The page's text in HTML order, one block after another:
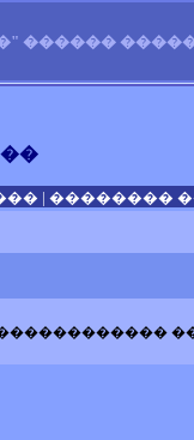
������
| ��������